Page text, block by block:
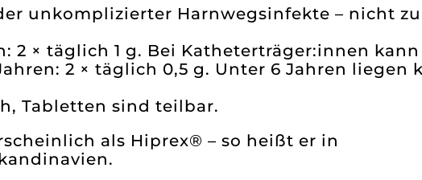
unkomplizierter Harnwegsinfekte – nicht
2 × täglich 1 g. Bei Katheterträger:innen kann
2 × täglich 0,5 g. Unter 6 Jahren liegen
Tabletten sind teilbar.
als Hiprex® – so heißt er in